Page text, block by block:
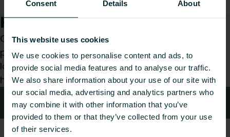
Consent Details About
This website uses cookies
We use cookies to personalise content and ads, to
provide social media features and to analyse our traffic.
We also share information about your use of our site with
our social media, advertising and analytics partners who
may combine it with other information that you’ve
provided to them or that they’ve collected from your use
of their services.
Kuidas saame teid aidata?
Olenemata sellest, kas olete spetsialist,
paigaldaja, arhitekt, planeerija, hulgimüüja või
lõppkasutaja, valige kategooria ja me vastame
hea meelega teie päringule.
Kontaktid